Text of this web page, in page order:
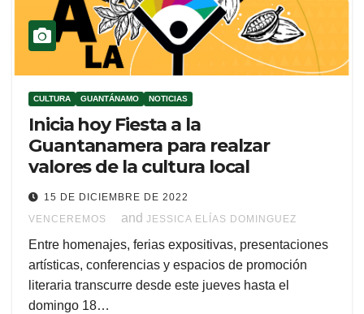
CULTURA GUANTÁNAMO NOTICIAS
Inicia hoy Fiesta a la
Guantanamera para realzar
valores de la cultura local
15 DE DICIEMBRE DE 2022
VENCEREMOS
and JESSICA ELÍAS DOMINGUEZ
Entre homenajes, ferias expositivas, presentaciones
artísticas, conferencias y espacios de promoción
literaria transcurre desde este jueves hasta el
domingo 18…